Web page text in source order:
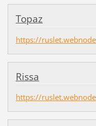
Topaz
https://
Rissa
https://